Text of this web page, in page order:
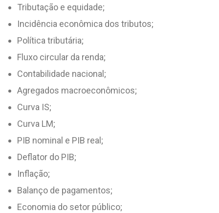
Tributação e equidade;
Incidência econômica dos tributos;
Política tributária;
Fluxo circular da renda;
Contabilidade nacional;
Agregados macroeconômicos;
Curva IS;
Curva LM;
PIB nominal e PIB real;
Deflator do PIB;
Inflação;
Balanço de pagamentos;
Economia do setor público;